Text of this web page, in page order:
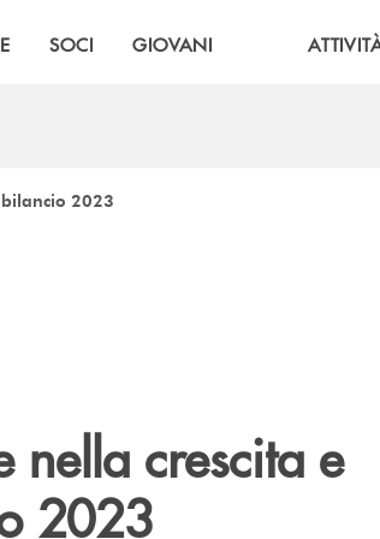
SOCI GIOVANI
2023
nella crescita e
2023